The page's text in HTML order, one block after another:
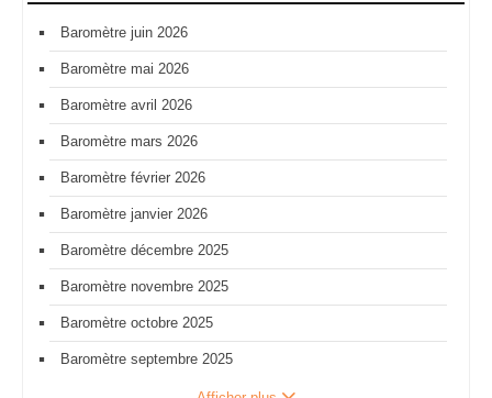
Baromètre juin 2026
Baromètre mai 2026
Baromètre avril 2026
Baromètre mars 2026
Baromètre février 2026
Baromètre janvier 2026
Baromètre décembre 2025
Baromètre novembre 2025
Baromètre octobre 2025
Baromètre septembre 2025